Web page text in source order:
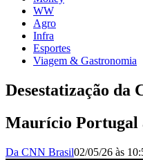
WW
Agro
Infra
Esportes
Viagem & Gastronomia
Desestatização da
Maurício Portugal
Da CNN Brasil02/05/26 às